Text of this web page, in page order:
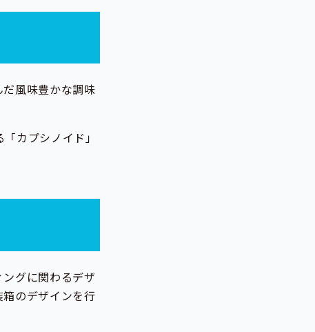
風味豊かな調味
カプシノイド」
グに関わるデザ
のデザインを行